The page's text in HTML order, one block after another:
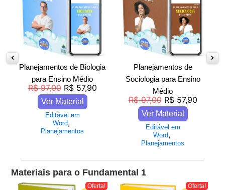
Planejamentos de Biologia
para Ensino Médio
R$97,00 R$57,90
Ver Material
Editável em
Word,
Planejamentos
Planejamentos de
Sociologia para Ensino
Médio
R$97,00 R$57,90
Ver Material
Editável em
Word,
Planejamentos
Materiais para o Fundamental 1
Oferta! Oferta!